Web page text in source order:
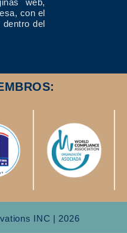
con el
del
INC | 2026